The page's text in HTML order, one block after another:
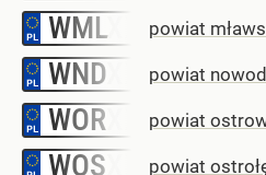
WML powiat
WND powiat
WOR powiat
WOS powiat